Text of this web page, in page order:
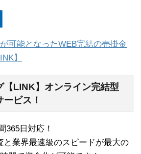
可能となったWEB完結の売掛金
】
【LINK】オンライン完結型
ビス！
365日対応！
と業界最速級のスピードが最大の